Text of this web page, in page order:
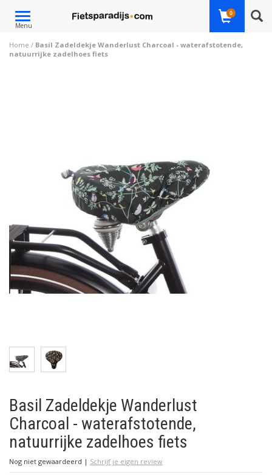
Toggle
navigation
Menu
0
Home / Basil Zadeldekje Wanderlust Charcoal - waterafstotende,
natuurrijke zadelhoes fiets
Basil Zadeldekje Wanderlust
Charcoal - waterafstotende,
natuurrijke zadelhoes fiets
Nog niet gewaardeerd | Schrijf je eigen review